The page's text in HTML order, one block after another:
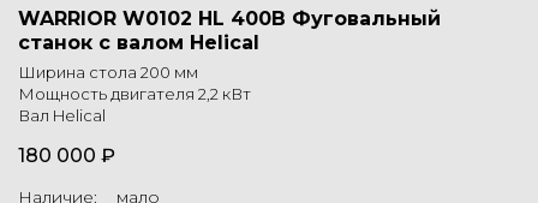
WARRIOR W0102 HL 400В Фуговальный
станок с валом Helical
Ширина стола 200 мм
Мощность двигателя 2,2 кВт
Вал Helical
180 000 ₽
Наличие: мало